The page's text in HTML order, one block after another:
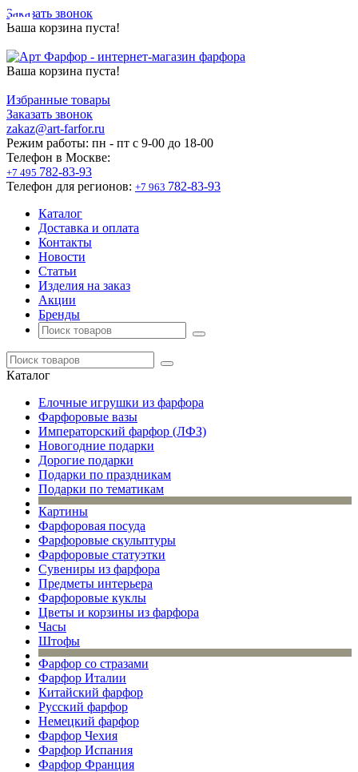
Заказать звонок
Ваша корзина пуста!
Ваша корзина пуста!
Избранные товары
Заказать звонок
zakaz@art-farfor.ru
Режим работы: пн - пт c 9-00 до 18-00
Телефон в Москве:
+7 495 782-83-93
Телефон для регионов: +7 963 782-83-93
Каталог
Доставка и оплата
Контакты
Новости
Статьи
Изделия на заказ
Акции
Бренды
Каталог
Елочные игрушки из фарфора
Фарфоровые вазы
Императорский фарфор (ЛФЗ)
Новогодние подарки
Дорогие подарки
Подарки по праздникам
Подарки по тематикам
Картины
Фарфоровая посуда
Фарфоровые скульптуры
Фарфоровые статуэтки
Сувениры из фарфора
Предметы интерьера
Фарфоровые куклы
Цветы и корзины из фарфора
Часы
Штофы
Фарфор со стразами
Фарфор Италии
Китайский фарфор
Русский фарфор
Немецкий фарфор
Фарфор Чехия
Фарфор Испания
Фарфор Франция